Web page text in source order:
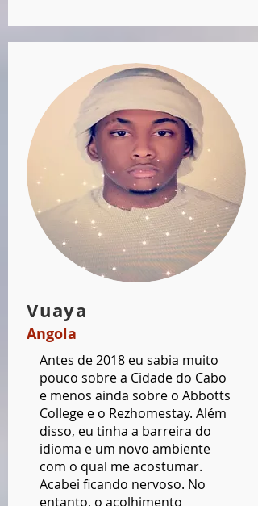
Vuaya
Angola
Antes de 2018 eu sabia muito
pouco sobre a Cidade do Cabo
e menos ainda sobre o Abbotts
College e o Rezhomestay. Além
disso, eu tinha a barreira do
idioma e um novo ambiente
com o qual me acostumar.
Acabei ficando nervoso. No
entanto, o acolhimento